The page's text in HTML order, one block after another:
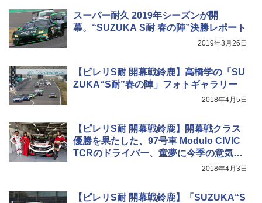
スーパー耐久 2019年シーズンが開
幕。“SUZUKA S耐 春の陣”決勝レポート
2019年3月26日
【ピレリS耐 開幕戦鈴鹿】高橋学の「SU
ZUKA“S耐”春の陣」フォトギャラリー
2018年4月5日
【ピレリS耐 開幕戦鈴鹿】開幕戦クラス
優勝を果たした、97号車 Modulo CIVIC
TCRのドライバー、童夢に今季の意気込
2018年4月3日
【ピレリS耐 開幕戦鈴鹿】「SUZUKA“S